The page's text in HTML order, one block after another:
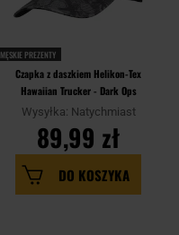
MĘSKIE PREZENTY
Czapka z daszkiem Helikon-Tex
Hawaiian Trucker - Dark Ops
Wysyłka: Natychmiast
89,99 zł
DO KOSZYKA